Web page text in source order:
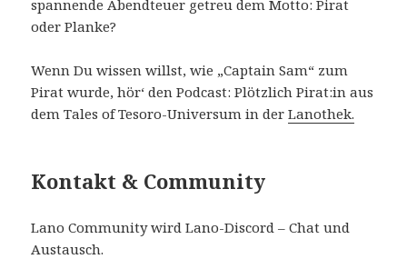
spannende Abendteuer getreu dem Motto: Pirat
oder Planke?
Wenn Du wissen willst, wie „Captain Sam“ zum
Pirat wurde, hör‘ den Podcast: Plötzlich Pirat:in aus
dem Tales of Tesoro-Universum in derLanothek.
Kontakt & Community
Lano Community wird Lano-Discord – Chat und
Austausch.